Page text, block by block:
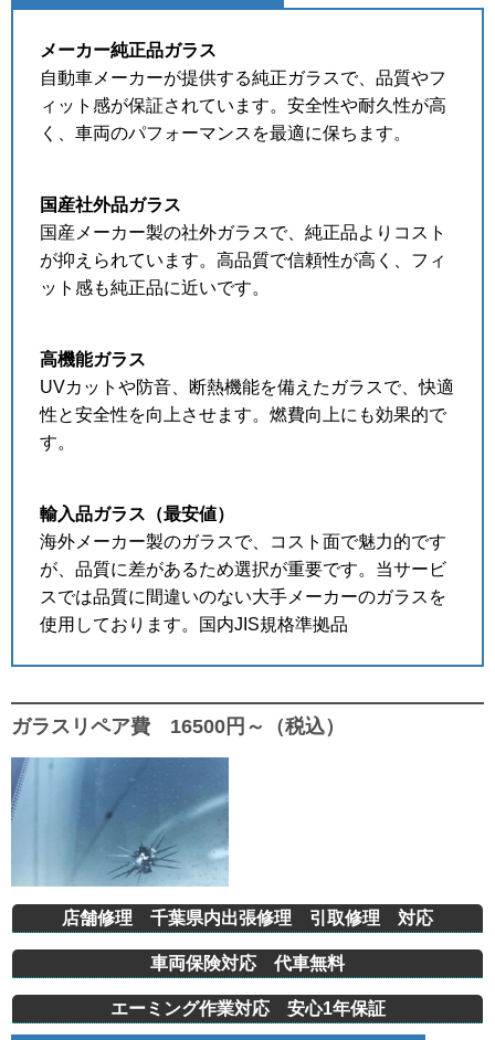
メーカー純正品ガラス
自動車メーカーが提供する純正ガラスで、品質やフ
ィット感が保証されています。安全性や耐久性が高
く、車両のパフォーマンスを最適に保ちます。
国産社外品ガラス
国産メーカー製の社外ガラスで、純正品よりコスト
が抑えられています。高品質で信頼性が高く、フィ
ット感も純正品に近いです。
高機能ガラス
UVカットや防音、断熱機能を備えたガラスで、快適
性と安全性を向上させます。燃費向上にも効果的で
す。
輸入品ガラス（最安値）
海外メーカー製のガラスで、コスト面で魅力的です
が、品質に差があるため選択が重要です。当サービ
スでは品質に間違いのない大手メーカーのガラスを
使用しております。国内JIS規格準拠品
ガラスリペア費 16500円～（税込）
店舗修理 千葉県内出張修理 引取修理 対応
車両保険対応 代車無料
エーミング作業対応 安心1年保証